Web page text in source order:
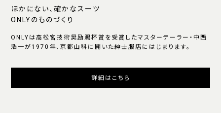
ほかにない、確かなスーツ
ONLYのものづくり
ONLYは高松宮技術奨励賜杯賞を受賞したマスターテーラー・中西
浩一が1970年、京都山科に開いた紳士服店にはじまります。
詳細はこちら